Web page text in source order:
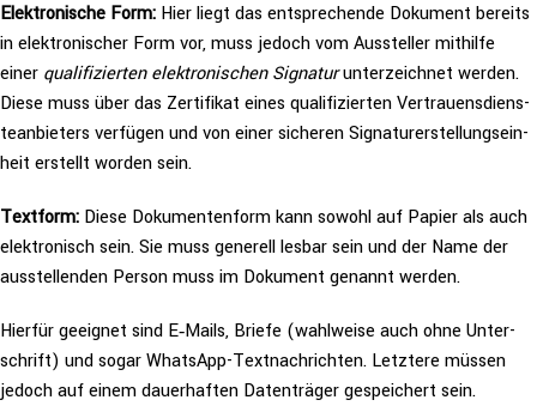
Elek­tro­ni­sche Form: Hier liegt das ent­spre­chen­de Dokument bereits
in elek­tro­ni­scher Form vor, muss jedoch vom Aus­stel­ler mithilfe
einer qua­li­fi­zier­ten elek­tro­ni­schen Signaturunter­zeich­net werden.
Diese muss über das Zer­ti­fi­kat eines qua­li­fi­zier­ten Ver­trau­ens­diens­
te­an­bie­ters verfügen und von einer sicheren Signa­tur­er­stel­lungs­ein­
heit erstellt worden sein.
Textform: Diese Doku­men­ten­form kann sowohl auf Papier als auch
elek­tro­nisch sein. Sie muss generell lesbar sein und der Name der
aus­stel­len­den Person muss im Dokument genannt werden.
Hierfür geeignet sind E‑Mails, Briefe (wahlweise auch ohne Unter­
schrift) und sogar WhatsApp-Text­nach­rich­ten. Letztere müssen
jedoch auf einem dau­er­haf­ten Daten­trä­ger gespei­chert sein.